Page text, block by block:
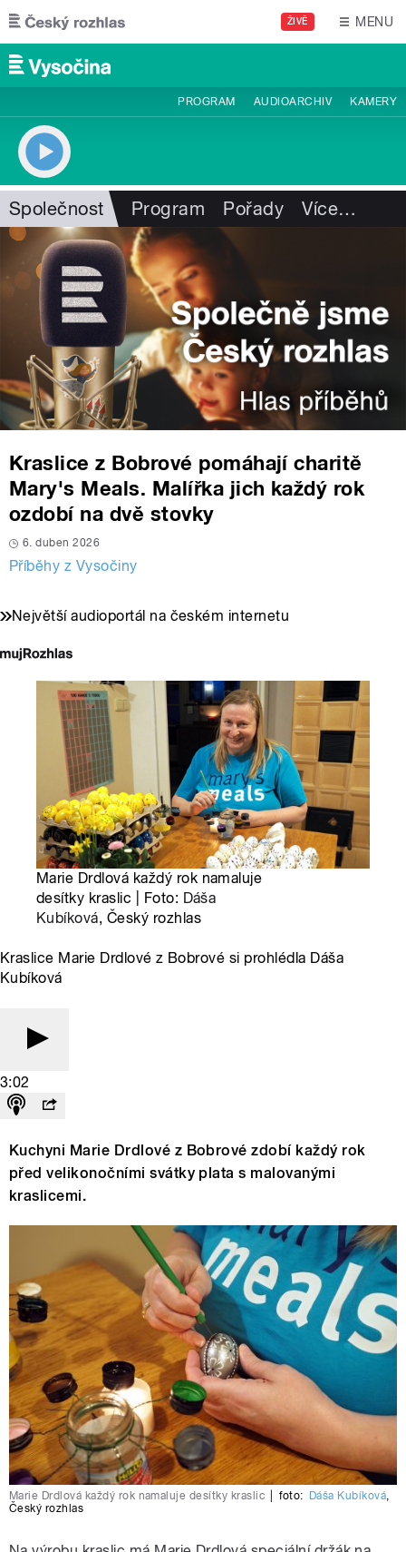
Přejít k hlavnímu obsahu
ŽIVĚ MENU
PROGRAM AUDIOARCHIV KAMERY
Společnost Program Pořady Více…
Kraslice z Bobrové pomáhají charitě
Mary's Meals. Malířka jich každý rok
ozdobí na dvě stovky
6. duben 2026
Příběhy z Vysočiny
Největší audioportál na českém internetu
Marie Drdlová každý rok namaluje
desítky kraslic | Foto: Dáša
Kubíková, Český rozhlas
Kraslice Marie Drdlové z Bobrové si prohlédla Dáša
Kubíková
3:02
Kuchyni Marie Drdlové z Bobrové zdobí každý rok
před velikonočními svátky plata s malovanými
kraslicemi.
Marie Drdlová každý rok namaluje desítky kraslic foto: Dáša Kubíková,
Český rozhlas